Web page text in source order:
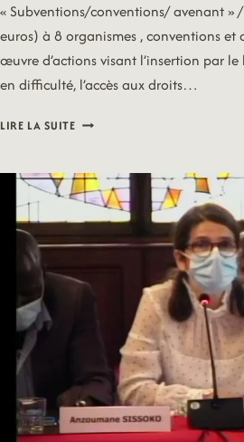
« Subventions/conventions/ avenant »
euros) à 8 organismes , conventions
œuvre d’actions visant l’insertion par
en difficulté, l’accès aux droits…
LIRE LA SUITE21/06/28